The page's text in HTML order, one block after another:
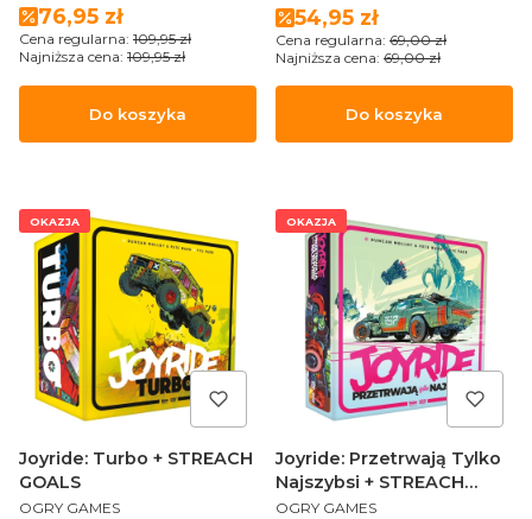
Cena promocyjna
76,95 zł
Cena regularna: 109,95 zł
Najniższa cena: 109,95 zł
Do koszyka
Cena promocyjna
54,95 zł
Cena regularna: 69,00 zł
Najniższa cena: 69,00 zł
Do koszyka
OKAZJA
Joyride: Turbo + STREACH
GOALS
PRODUCENT
OGRY GAMES
OKAZJA
Joyride: Przetrwają Tylko
Najszybsi + STREACH
GOALS
PRODUCENT
OGRY GAMES